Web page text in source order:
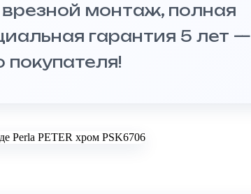
монтаж, полная
гарантия 5 лет —